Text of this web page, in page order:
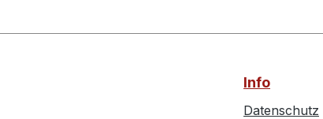
Info
Datenschutz